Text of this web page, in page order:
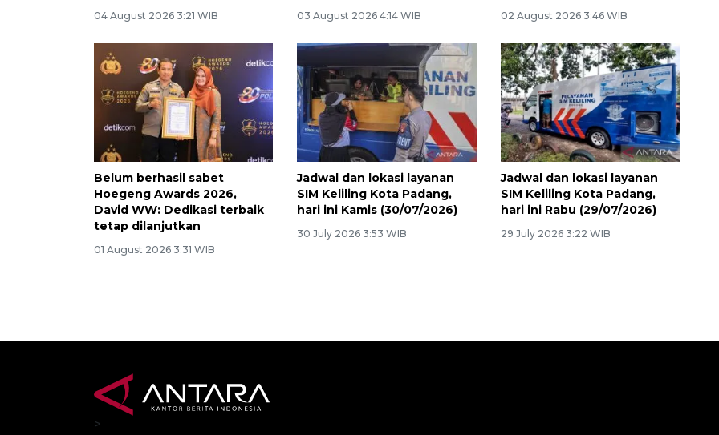
04 August 2026 3:21 WIB 03 August 2026 4:14 WIB 02 August 2026 3:46 WIB
Belum berhasil sabet
Hoegeng Awards 2026,
David WW: Dedikasi terbaik
tetap dilanjutkan
01 August 2026 3:31 WIB
Jadwal dan lokasi layanan
SIM Keliling Kota Padang,
hari ini Kamis (30/07/2026)
30 July 2026 3:53 WIB
Jadwal dan lokasi layanan
SIM Keliling Kota Padang,
hari ini Rabu (29/07/2026)
29 July 2026 3:22 WIB
>